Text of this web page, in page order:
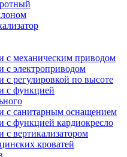
с механическим приводом
с электроприводом
с регулировкой по высоте
с функцией
с санитарным оснащением
с функцией кардиокресло
вертикализатором
кроватей